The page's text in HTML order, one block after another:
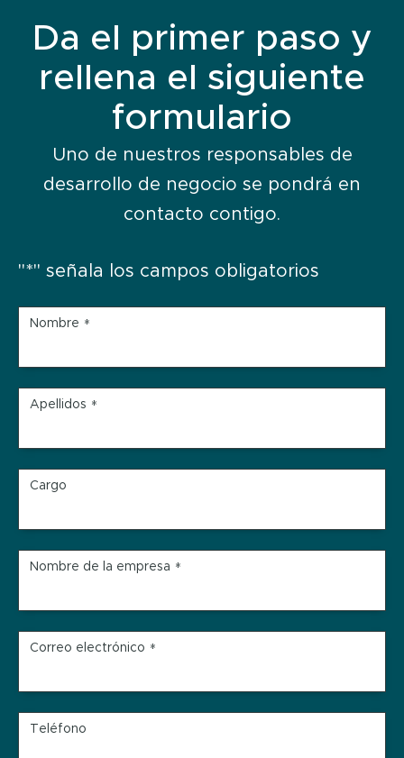
Da el primer paso y
rellena el siguiente
formulario
Uno de nuestros responsables de
desarrollo de negocio se pondrá en
contacto contigo.
"*" señala los campos obligatorios
Nombre *
Apellidos *
Cargo
Nombre de la empresa *
Correo electrónico *
Teléfono